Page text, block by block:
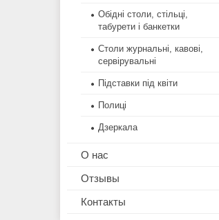
Обідні столи, стільці,
табурети і банкетки
Столи журнальні, кавові,
сервірувальні
Підставки під квіти
Полиці
Дзеркала
О нас
Отзывы
Контакты